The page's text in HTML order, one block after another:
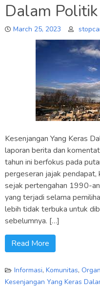
Dalam
March 25, 2023
Kesenjangan Yang Keras
laporan berita dan
tahun ini berfokus pada
pergeseran jajak
sejak pertengahan 1990-
yang terjadi selama
lebih tidak terbuka untuk
sebelumnya. […]
Read More
Informasi, Komunitas,
Kesenjangan Yang Keras